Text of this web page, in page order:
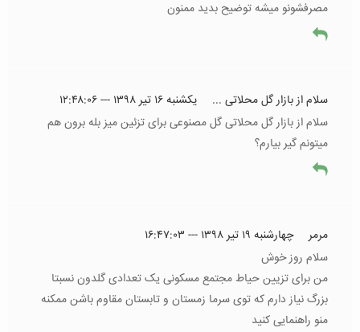
مصرفشونو میشه توضیح بدید ممنون
سلام از بازار گل محلاتی ...
يکشنبه ۱۶ تیر ۱۳۹۸ --- ۱۲:۴۸:۰۶
سلام از بازار گل محلاتی گل مصنوعی برای تزئین میز بله برون هم
میتونم گیر بیارم؟
مرمر
چهارشنبه ۱۹ تیر ۱۳۹۸ --- ۱۶:۴۷:۰۳
سلام روز خوش
من برای تزیین حیاط مجتمع مسکونی یک تعدادی گلدون نسبتا
بزرگ نیاز دارم که توی سرما زمستان و تابستان مقاوم باشن ممکنه
منو راهنمایی کنید